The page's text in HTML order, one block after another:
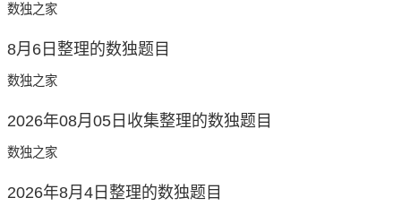
数独之家
8月6日整理的数独题目
数独之家
2026年08月05日收集整理的数独题目
数独之家
2026年8月4日整理的数独题目